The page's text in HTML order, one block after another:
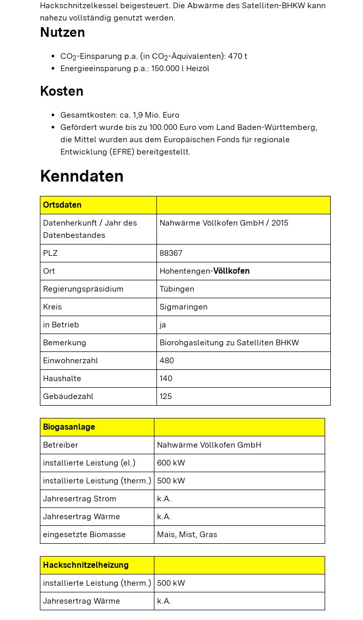
Hackschnitzelkessel beigesteuert. Die Abwärme des Satelliten-BHKW kann
nahezu vollständig genutzt werden.
Nutzen
CO2-Einsparung p.a. (in CO2-Äquivalenten): 470 t
Energieeinsparung p.a.: 150.000 l Heizöl
Kosten
Gesamtkosten: ca. 1,9 Mio. Euro
Gefördert wurde bis zu 100.000 Euro vom Land Baden-Württemberg,
die Mittel wurden aus dem Europäischen Fonds für regionale
Entwicklung (EFRE) bereitgestellt.
Kenndaten
Ortsdaten
Datenherkunft / Jahr des
Datenbestandes
Nahwärme Völlkofen GmbH / 2015
PLZ
88367
Ort
Hohentengen-Völlkofen
Regierungspräsidium
Tübingen
Kreis
Sigmaringen
in Betrieb
ja
Bemerkung
Biorohgasleitung zu Satelliten BHKW
Einwohnerzahl
480
Haushalte
140
Gebäudezahl
125
Biogasanlage
Betreiber
Nahwärme Völlkofen GmbH
installierte Leistung (el.)
600 kW
installierte Leistung (therm.)
500 kW
Jahresertrag Strom
k.A.
Jahresertrag Wärme
k.A.
eingesetzte Biomasse
Mais, Mist, Gras
Hackschnitzelheizung
installierte Leistung (therm.)
500 kW
Jahresertrag Wärme
k.A.